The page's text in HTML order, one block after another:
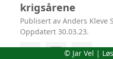
krigsårene
Publisert av Anders Kleve
Oppdatert 30.03.23.
© Jar Vel |